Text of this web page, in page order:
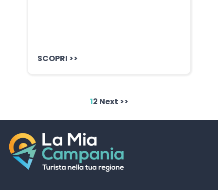
SCOPRI >>
12 Next >>